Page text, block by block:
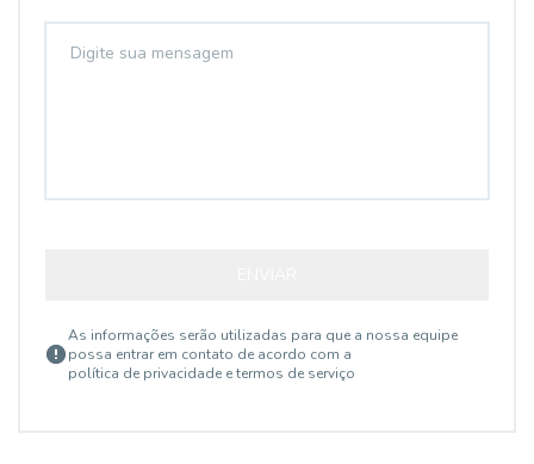
As informações serão utilizadas para que a nossa equipe
possa entrar em contato de acordo com a
política de privacidade e termos de serviço